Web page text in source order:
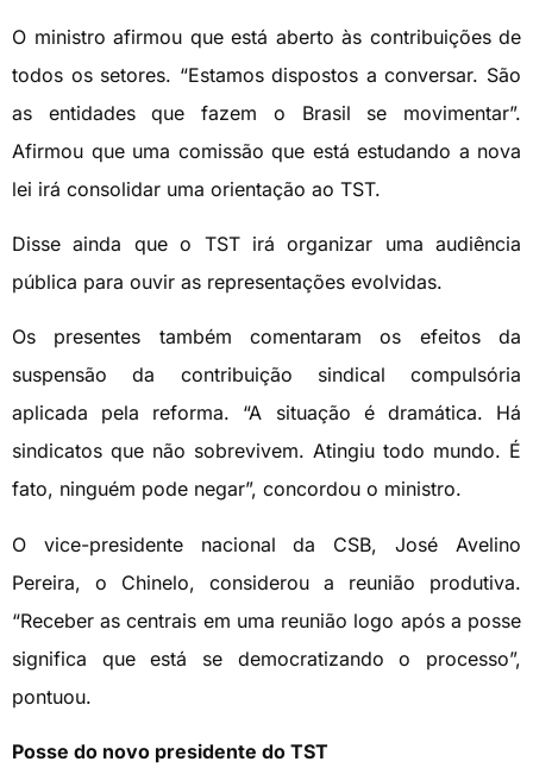
O ministro afirmou que está aberto às contribuições de
todos os setores. “Estamos dispostos a conversar. São
as entidades que fazem o Brasil se movimentar”.
Afirmou que uma comissão que está estudando a nova
lei irá consolidar uma orientação ao TST.
Disse ainda que o TST irá organizar uma audiência
pública para ouvir as representações evolvidas.
Os presentes também comentaram os efeitos da
suspensão da contribuição sindical compulsória
aplicada pela reforma. “A situação é dramática. Há
sindicatos que não sobrevivem. Atingiu todo mundo. É
fato, ninguém pode negar”, concordou o ministro.
O vice-presidente nacional da CSB, José Avelino
Pereira, o Chinelo, considerou a reunião produtiva.
“Receber as centrais em uma reunião logo após a posse
significa que está se democratizando o processo”,
pontuou.
Posse do novo presidente do TST